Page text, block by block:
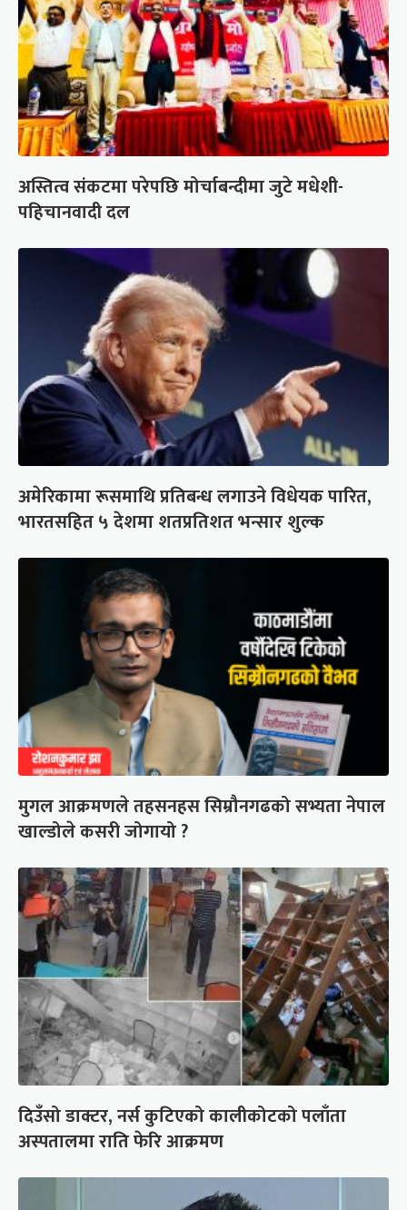
अस्तित्व संकटमा परेपछि मोर्चाबन्दीमा जुटे मधेशी-
पहिचानवादी दल
अमेरिकामा रूसमाथि प्रतिबन्ध लगाउने विधेयक पारित,
भारतसहित ५ देशमा शतप्रतिशत भन्सार शुल्क
मुगल आक्रमणले तहसनहस सिम्रौनगढको सभ्यता नेपाल
खाल्डोले कसरी जोगायो ?
दिउँसो डाक्टर, नर्स कुटिएको कालीकोटको पलाँता
अस्पतालमा राति फेरि आक्रमण